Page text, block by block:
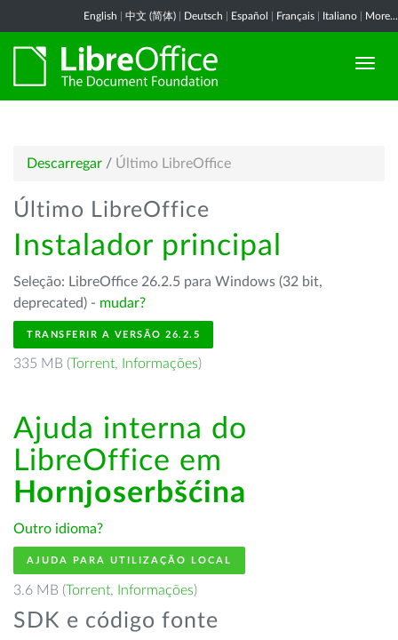
English 中文 (简体) Deutsch Español Français Italiano More...
Descarregar / Último LibreOffice
Último LibreOffice
Instalador principal
Seleção: LibreOffice 26.2.5 para Windows (32 bit,
deprecated) - mudar?
TRANSFERIR A VERSÃO 26.2.5
335 MB (Torrent, Informações)
Ajuda interna do
LibreOffice em
Hornjoserbšćina
Outro idioma?
AJUDA PARA UTILIZAÇÃO LOCAL
3.6 MB (Torrent, Informações)
SDK e código fonte